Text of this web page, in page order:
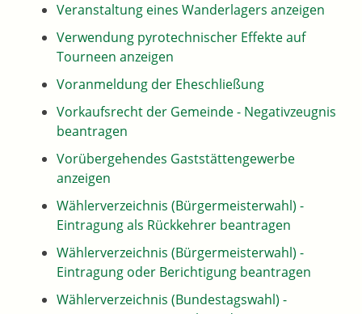
Veranstaltung eines Wanderlagers anzeigen
Verwendung pyrotechnischer Effekte auf
Tourneen anzeigen
Voranmeldung der Eheschließung
Vorkaufsrecht der Gemeinde - Negativzeugnis
beantragen
Vorübergehendes Gaststättengewerbe
anzeigen
Wählerverzeichnis (Bürgermeisterwahl) -
Eintragung als Rückkehrer beantragen
Wählerverzeichnis (Bürgermeisterwahl) -
Eintragung oder Berichtigung beantragen
Wählerverzeichnis (Bundestagswahl) -